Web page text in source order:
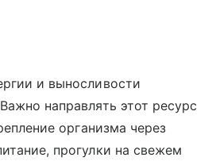
и выносливости
направлять этот ресурс
организма через
прогулки на свежем